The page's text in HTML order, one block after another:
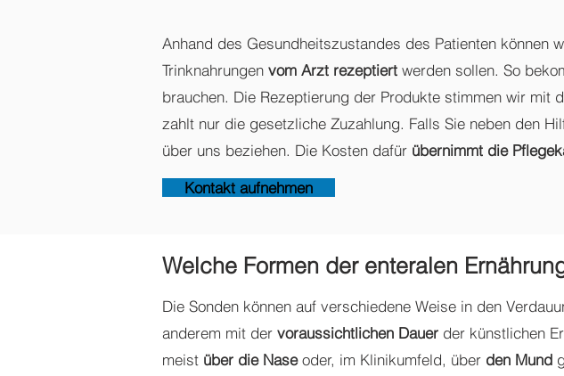
Anhand des Gesundheitszustandes des Patienten können
Trinknahrungen vom Arzt rezeptiert werden sollen. So
brauchen. Die Rezeptierung der Produkte stimmen wir mit
zahlt nur die gesetzliche Zuzahlung. Falls Sie neben den
über uns beziehen. Die Kosten dafür übernimmt die
Kontakt aufnehmen
Welche Formen der enteralen
Die Sonden können auf verschiedene Weise in den
anderem mit der voraussichtlichen Dauer der künstlichen
meist über die Naseoder, im Klinikumfeld, über den Mund